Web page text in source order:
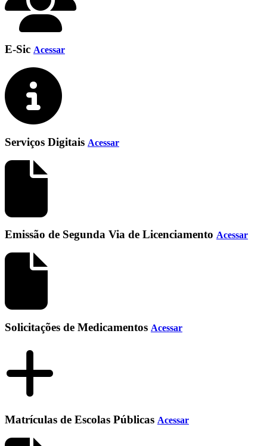
E-Sic Acessar
Serviços Digitais Acessar
Emissão de Segunda Via de Licenciamento Acessar
Solicitações de Medicamentos Acessar
Matrículas de Escolas Públicas Acessar